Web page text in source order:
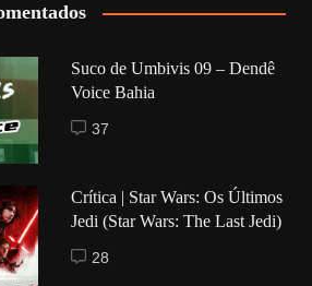
Suco de Umbivis 09 – Dendê
Voice Bahia
37
Crítica | Star Wars: Os Últimos
Jedi (Star Wars: The Last Jedi)
28